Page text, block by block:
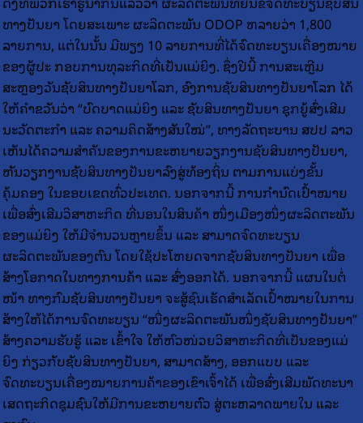
ທາງປັນຍາ ໂດຍສະເພາະ ຜະລິດຕະພັນ ODOP ຫລາຍວ່າ 1,800
ລາຍການ, ແຕ່ໃນນັ້ນ ມີພຽງ 10 ລາຍການທີ່ໄດ້ຈົດທະບຽນເຄື່ອງໝາຍ
ຂອງຜູ້ປະ ກອບການທຸລະກິດທີ່ເປັນແມ່ຍິງ. ຊຶ່ງປີນີ້ ການສະເຫຼີມ
ສະຫຼອງວັນຊັບສິນທາງປັນຍາໂລກ, ອົງການຊັບສິນທາງປັນຍາໂລກ ໄດ້
ໃຫ້ຄຳຂວັນວ່າ “ບົດບາດແມ່ຍິງ ແລະ ຊັບສິນທາງປັນຍາ ຊຸກຍູ້ສົ່ງເສີມ
ນະວັດຕະກຳ ແລະ ຄວາມຄິດສ້າງສັນໃໝ່”, ທາງລັດຖະບານ ສປປ ລາວ
ເຫັນໄດ້ຄວາມສຳຄັນຂອງການຂະຫຍາຍວຽກງານຊັບສິນທາງປັນຍາ,
ຫັນວຽກງານຊັບສິນທາງປັນຍາລົງສູ່ທ້ອງຖິ່ນ ຕາມການແບ່ງຂັ້ນ
ຄຸ້ມຄອງ ໃນຂອບເຂດທົ່ວປະເທດ. ນອກຈາກນີ້ ການກຳນົດເປົ້າໝາຍ
ເພື່ອສົ່ງເສີມວິສາຫະກິດ ທີ່ນອນໃນສິນຄ້າ ໜຶ່ງເມືອງໜຶ່ງຜະລິດຕະພັນ
ຂອງແມ່ຍິງ ໃຫ້ມີຈຳນວນຫຼາຍຂຶ້ນ ແລະ ສາມາດຈົດທະບຽນ
ຜະລິດຕະພັນຂອງຕົນ ໂດຍໃຊ້ປະໂຫຍດຈາກຊັບສິນທາງປັນຍາ ເພື່ອ
ສ້າງໂອກາດໃນທາງການຄ້າ ແລະ ສົ່ງອອກໄດ້. ນອກຈາກນີ້ ແຜນໃນຕໍ່
ໜ້າ ທາງກົມຊັບສິນທາງປັນຍາ ຈະສູ້ຊົນເຮັດສໍາເລັດເປົ້າໝາຍໃນການ
ສ້າງໃຫ້ໄດ້ການຈົດທະບຽນ “ໜື່ງຜະລິດຕະພັນໜຶ່ງຊັບສິນທາງປັນຍາ”
ສ້າງຄວາມຮັບຮູ້ ແລະ ເຂົ້າໃຈ ໃຫ້ຫົວໜ່ວຍວິສາຫະກິດທີ່ເປັນຂອງແມ່
ຍິງ ກ່ຽວກັບຊັບສິນທາງປັນຍາ, ສາມາດສ້າງ, ອອກແບບ ແລະ
ຈົດທະບຽນເຄື່ອງໝາຍການຄ້າຂອງເຂົາເຈົ້າໄດ້ ເພື່ອສົ່ງເສີມພັດທະນາ
ເສດຖະກິດຊຸມຊົນໃຫ້ມີການຂະຫຍາຍຕົວ ສູ່ຕະຫລາດພາຍໃນ ແລະ